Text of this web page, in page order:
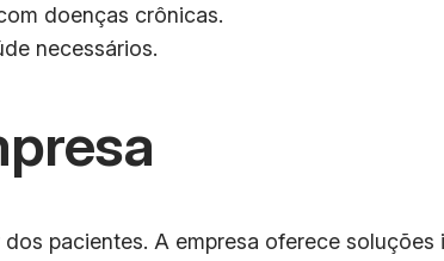
doenças crônicas.
necessários.
pacientes. A empresa oferece soluções